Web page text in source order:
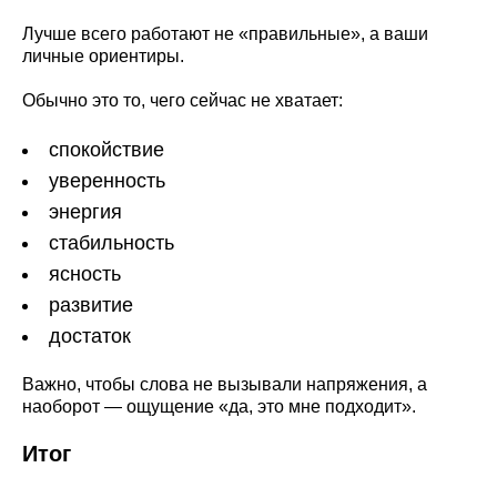
Лучше всего работают не «правильные», а ваши
личные ориентиры.
Обычно это то, чего сейчас не хватает:
спокойствие
уверенность
энергия
стабильность
ясность
развитие
достаток
Важно, чтобы слова не вызывали напряжения, а
наоборот — ощущение «да, это мне подходит».
Итог